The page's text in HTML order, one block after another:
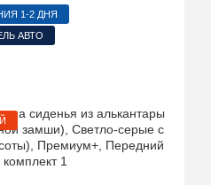
1-2 ДНЯ
АВТО